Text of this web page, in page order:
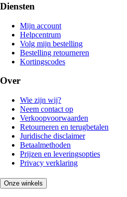
Diensten
Mijn account
Helpcentrum
Volg mijn bestelling
Bestelling retourneren
Kortingscodes
Over
Wie zijn wij?
Neem contact op
Verkoopvoorwaarden
Retourneren en terugbetalen
Juridische disclaimer
Betaalmethoden
Prijzen en leveringsopties
Privacy verklaring
Onze winkels